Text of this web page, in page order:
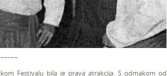
~~~~~
Festivalu bila je prava atrakcija. S odmakom od